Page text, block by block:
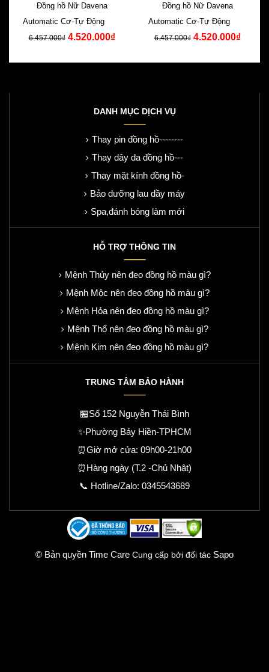
Đồng hồ Nữ Davena
Automatic Cơ-Tự Động Dây
Da Đen Swarovski
6.457.000₫ 4.520.000₫
Đồng hồ Nữ Davena
Automatic Cơ-Tự Động Dây
Da Đỏ Swarovski
6.457.000₫ 4.520.000₫
DANH MỤC DỊCH VỤ
Thay pin đồng hồ--------
Thay dây da đồng hồ---
Thay mặt kính đồng hồ-
Bảo dưỡng lau dầy máy
Spa,đánh bóng làm mới
HỖ TRỢ THÔNG TIN
Mệnh Thủy nên đeo đồng hồ màu gì?
Mệnh Mộc nên đeo đồng hồ màu gì?
Mệnh Hỏa nên đeo đồng hồ màu gì?
Mệnh Thổ nên đeo đồng hồ màu gì?
Mệnh Kim nên đeo đồng hồ màu gì?
TRUNG TÂM BẢO HÀNH
🏪Số 152 Nguyễn Thái Bình
✨Phường Bảy Hiền-TPHCM
⏰Giờ mở cửa: 09h00-21h00
⏰Hàng ngày (T.2 -Chủ Nhật)
📞 Hotline/Zalo: 0345543689
© Bản quyền Time Care Cung cấp bởi đối tác Sapo